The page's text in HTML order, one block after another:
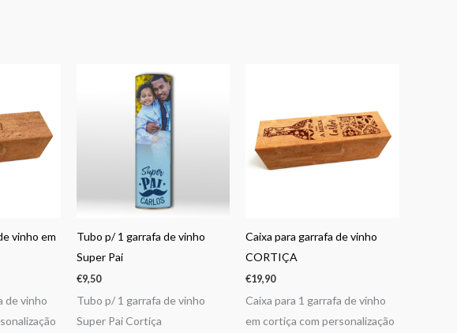
vinho em
de vinho
Tubo p/ 1 garrafa de vinho
Super Pai
€9,50
Tubo p/ 1 garrafa de vinho
Super Pai Cortiça
Caixa para garrafa de vinho
CORTIÇA
€19,90
Caixa para 1 garrafa de vinho
em cortiça com personalização